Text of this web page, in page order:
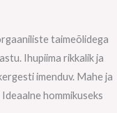
taimeõlidega
Ihupiima rikkalik ja
imenduv. Mahe ja
hommikuseks